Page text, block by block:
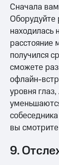
Сначала
Оборудуйте
находилась
получился
сможете
офлайн-
уровня
вы
9.